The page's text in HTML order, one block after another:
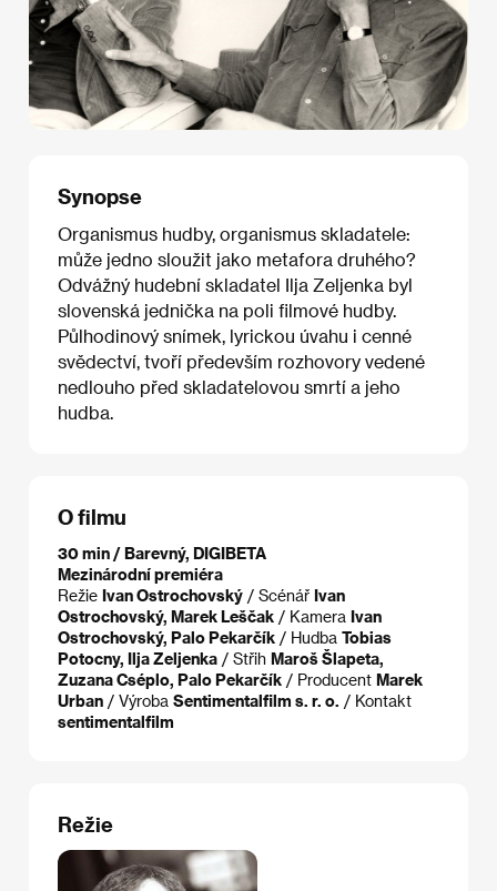
Synopse
Organismus hudby, organismus skladatele:
může jedno sloužit jako metafora druhého?
Odvážný hudební skladatel Ilja Zeljenka byl
slovenská jednička na poli filmové hudby.
Půlhodinový snímek, lyrickou úvahu i cenné
svědectví, tvoří především rozhovory vedené
nedlouho před skladatelovou smrtí a jeho
hudba.
O filmu
30 min / Barevný, DIGIBETA
Mezinárodní premiéra
Režie Ivan Ostrochovský / Scénář Ivan
Ostrochovský, Marek Leščak / Kamera Ivan
Ostrochovský, Palo Pekarčík / Hudba Tobias
Potocny, Ilja Zeljenka / Střih Maroš Šlapeta,
Zuzana Cséplo, Palo Pekarčík / Producent Marek
Urban / Výroba Sentimentalfilm s. r. o. / Kontakt
sentimentalfilm
Režie